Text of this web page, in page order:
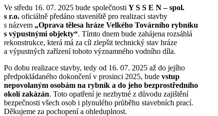
Ve středu 16. 07. 2025 bude společnosti Y S S E N – spol.
s r.o. oficiálně předáno staveniště pro realizaci stavby
s názvem „Oprava tělesa hráze Velkého Továrního rybníku
s výpustnými objekty“. Tímto dnem bude zahájena rozsáhlá
rekonstrukce, která má za cíl zlepšit technický stav hráze
a výpustných zařízení tohoto významného vodního díla.
Po dobu realizace stavby, tedy od 16. 07. 2025 až do jejího
předpokládaného dokončení v prosinci 2025, bude vstup
nepovolaným osobám na rybník a do jeho bezprostředního
okolí zakázán. Toto opatření je nezbytné z důvodu zajištění
bezpečnosti všech osob i plynulého průběhu stavebních prací.
Děkujeme za pochopení a ohleduplnost.